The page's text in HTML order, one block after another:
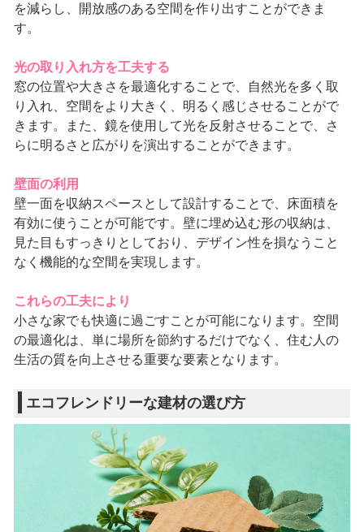
を減らし、開放感のある空間を作り出すことができま
す。
光の取り入れ方を工夫する
窓の位置や大きさを最適化することで、自然光を多く取
り入れ、空間をより大きく、明るく感じさせることがで
きます。また、鏡を使用して光を反射させることで、さ
らに明るさと広がりを演出することができます。
壁面の利用
壁一面を収納スペースとして設計することで、床面積を
有効に使うことが可能です。壁に埋め込む形の収納は、
見た目もすっきりとしており、デザイン性を損なうこと
なく機能的な空間を実現します。
これらの工夫により
小さな家でも快適に過ごすことが可能になります。空間
の最適化は、単に場所を節約するだけでなく、住む人の
生活の質を向上させる重要な要素となります。
エコフレンドリーな建材の選び方